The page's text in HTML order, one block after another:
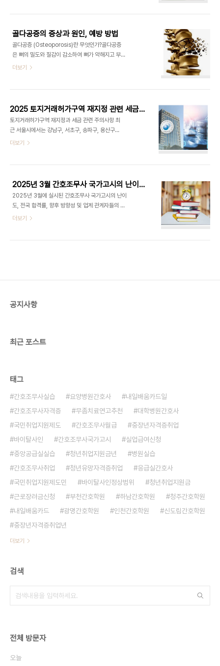
과가 있어 피부 건강 개선에 도움을 줌.2) 면역력 강
래 환자를 진료하는 곳임. ② 치과의원: 치과의사
가 개설하며, 치과 진료를 전문으로 함. ③ 한의원: 한
의사가 개설하며, 한방 의료 서비스를 제공함.2) 병
원급 의료기관① 병원: 30개 이상의 병상을 갖추고
입원 및 외래 진료를 제공함. ② 종합병원: 100병
아청소년과 등)과 진단검사의학과, 영상의학과를 운
골다공증의 증상과 원인, 예방 방법
골다공증 (Osteoporosis)란 무엇인가?골다공증
은 뼈의 밀도와 질감이 감소하여 뼈가 약해지고 부서
지기 쉬운 상태를 말한다. 골다공증은 특히 고령
나 미미한 증상으로 시작되기 때문에 조기 발견과 예
방이 중요하다. 1. 골다공증의 원인골다공증의 원인
은 다양하며, 유전적 요인, 호르몬 변화, 영양 부족,
생활 습관 등 여러 요소들이 복합적으로 작용한
다.1) 호르몬 변화폐경기 여성에서 에스트로겐 호르
로겐은 뼈의 건강을 유지하는 데 중요한 역할을 하므
게 된다..
더보기
2025 토지거래허가구역 재지정 관련 세금 주의사항
토지거래허가구역 재지정과 세금 관련 주의사항 최
근 서울시에서는 강남구, 서초구, 송파구, 용산구
의 아파트 단지를 대상으로 토지거래허가구역을 재
금 문제를 철저히 검토해야 한다. 또한 조정대상지
역 추가 지정 시 양도소득세 비과세 요건 강화, 다주
택자 양도세 중과, 취득세 중과 등의 변화도 주의해
야 한다. 대출 규제 및 자금 출처 관련 세무 조
사 시 유의해야 할 사항을 상세히 정리하였다.1. 토허
거래허가구역 지정 효과일정 면적 이상의 토지를 거
더보기
2025년 3월 간호조무사 국가고시의 난이도, 전국 합격률
2025년 3월에 실시된 간호조무사 국가고시의 난이
도, 전국 합격률, 향후 방향성 및 업계 관계자들의 평
가에 대해 조사한 결과는 다음과 같습니다. 2025년
서 컴퓨터시험으로 변경되었습니다. 이러한 변화로
더보기
공지사항
최근 포스트
태그
간호조무사실습 요양병원간호사
내일배움카드일
간호조무사자격증
무좀치료연고추천
대학병원간호사
국민취업지원제도
간호조무사월급
중장년자격증취업
바이탈사인
간호조무사국가고시
실업급여신청
중앙공급실실습
청년취업지원금년
병원실습
간호조무사취업
청년유망자격증취업
응급실간호사
국민취업지원제도민
바이탈사인정상범위
청년취업지원금
근로장려금신청
부천간호학원 하남간호학원
청주간호학원
내일배움카드
광명간호학원 인천간호학원
신도림간호학원
중장년자격증취업년
더보기
검색
전체 방문자
오늘